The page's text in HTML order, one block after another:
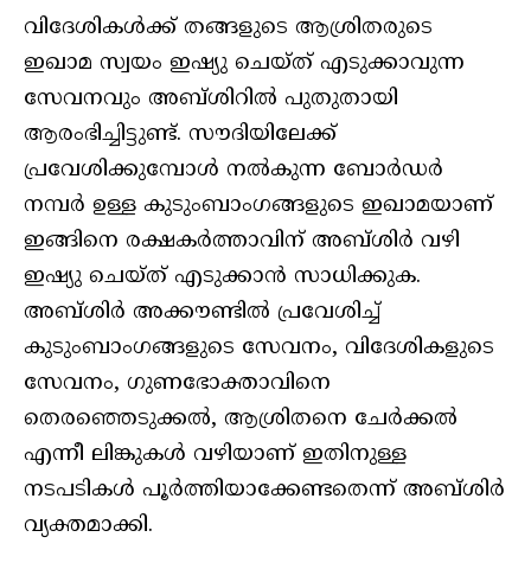
വിദേശികള്‍ക്ക് തങ്ങളുടെ ആശ്രിതരുടെ
ഇഖാമ സ്വയം ഇഷ്യു ചെയ്ത് എടുക്കാവുന്ന
സേവനവും അബ്ശിറില്‍ പുതുതായി
ആരംഭിച്ചിട്ടുണ്ട്. സൗദിയിലേക്ക്
പ്രവേശിക്കുമ്പോള്‍ നല്‍കുന്ന ബോര്‍ഡര്‍
നമ്പര്‍ ഉള്ള കുടുംബാംഗങ്ങളുടെ ഇഖാമയാണ്
ഇങ്ങിനെ രക്ഷകര്‍ത്താവിന് അബ്ശിര്‍ വഴി
ഇഷ്യു ചെയ്ത് എടുക്കാന്‍ സാധിക്കുക.
അബ്ശിര്‍ അക്കൗണ്ടില്‍ പ്രവേശിച്ച്
കുടുംബാംഗങ്ങളുടെ സേവനം, വിദേശികളുടെ
സേവനം, ഗുണഭോക്താവിനെ
തെരഞ്ഞെടുക്കല്‍, ആശ്രിതനെ ചേര്‍ക്കല്‍
എന്നീ ലിങ്കുകൾ വഴിയാണ് ഇതിനുള്ള
നടപടികള്‍ പൂര്‍ത്തിയാക്കേണ്ടതെന്ന് അബ്ശിര്‍
വ്യക്തമാക്കി.